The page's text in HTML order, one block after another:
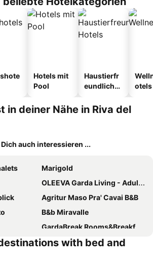
Hotels mit
Pool
Haustierfr
eundliche
otels
in deiner Nähe in Riva del
auch interessieren ...
Marigold
OLEEVA Garda Living - Adults Only
Agritur Maso Pra' Cavai B&B
B&b Miravalle
GardaBreak Rooms&Breakfast Holiday Apartments
B&B La Rosa dei Venti
with bed and